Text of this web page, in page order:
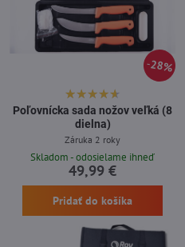
28%
Poľovnícka sada nožov veľká (8
dielna)
Záruka 2 roky
Skladom - odosielame ihneď
49,99 €
Pridať do košíka